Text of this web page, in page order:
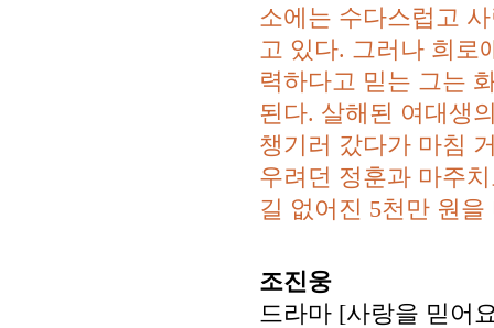
소에는 수다스럽고
고 있다. 그러나 희로
력하다고 믿는 그는
된다. 살해된 여대생
챙기러 갔다가 마침
우려던 정훈과 마주
길 없어진 5천만 원
조진웅
드라마 [사랑을 믿어